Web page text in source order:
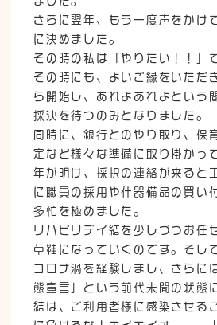
さらに翌年、もう一度声をかけ
に決めました。
その時の私は「やりたい！！」
その時にも、よいご縁をいただ
ら開始し、あれよあれよという
採決を待つのみとなりました。
同時に、銀行とのやり取り、保
定など様々な準備に取り掛かっ
年が明け、採択の連絡が来ると
に職員の採用や什器備品の買い
多忙を極めました。
リハビリデイ結を少しづつお任
草鞋になっていくのです。そし
コロナ渦を経験しまし、さらに
態宣言」という前代未聞の状態
結は、ご利用者様に感染させる